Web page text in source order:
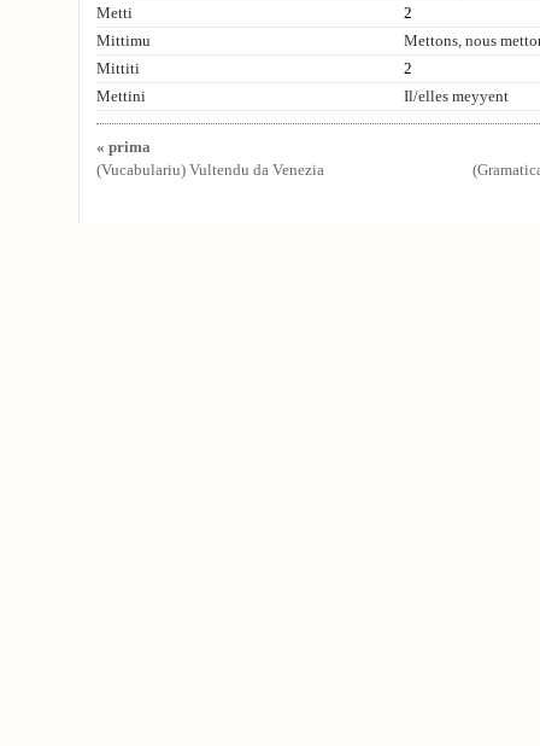
Metti
2
Mittimu
Mettons, nous
Mittiti
2
Mettini
Il/elles meyyent
« prima
(Vucabulariu) Vultendu da Venezia